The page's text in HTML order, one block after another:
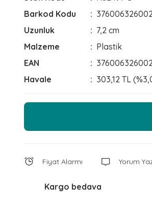
Barkod Kodu
Uzunluk
7,2 cm
Malzeme
Plastik
EAN
Havale
303,12 TL
Fiyat Alarmı Yorum
Kargo bedava